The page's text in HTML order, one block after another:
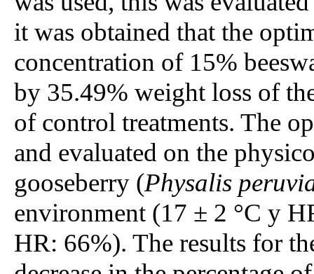
it was obtained that the
concentration of 15%
by 35.49% weight loss of
of control treatments. The
and evaluated on the
gooseberry (Physalis
environment (17 ± 2 °C y
HR: 66%). The results for